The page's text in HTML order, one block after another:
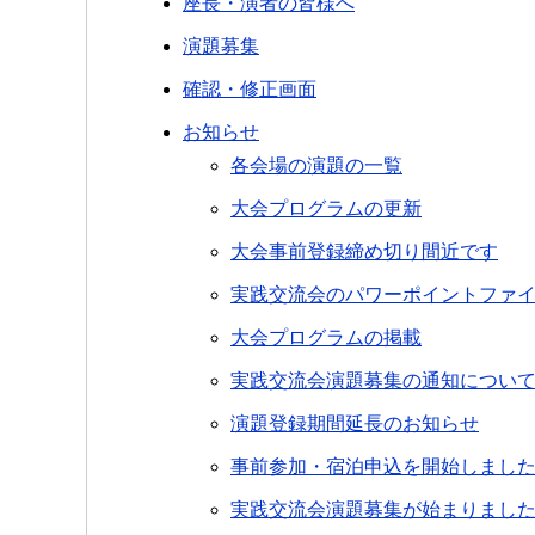
演題募集
確認・修正画面
お知らせ
各会場の演題の一覧
大会プログラムの更新
大会事前登録締め切り間近です
実践交流会のパワーポイントファ
大会プログラムの掲載
実践交流会演題募集の通知について
演題登録期間延長のお知らせ
事前参加・宿泊申込を開始しました
実践交流会演題募集が始まりました